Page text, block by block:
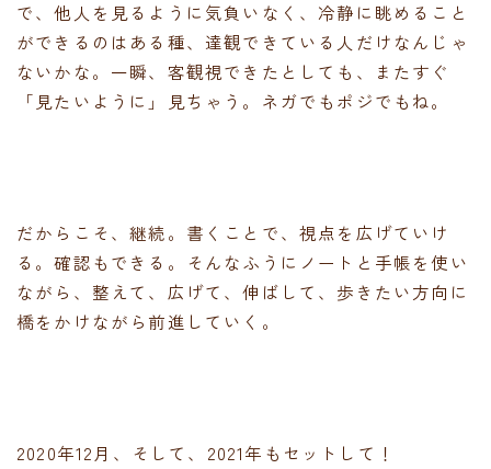
で、他人を見るように気負いなく、冷静に眺めること
ができるのはある種、達観できている人だけなんじゃ
ないかな。一瞬、客観視できたとしても、またすぐ
「見たいように」見ちゃう。ネガでもポジでもね。
だからこそ、継続。書くことで、視点を広げていけ
る。確認もできる。そんなふうにノートと手帳を使い
ながら、整えて、広げて、伸ばして、歩きたい方向に
橋をかけながら前進していく。
2020年12月、そして、2021年もセットして！